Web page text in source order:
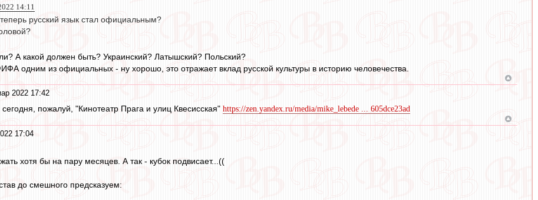
14:11
русский язык стал официальным?
А какой должен быть? Украинский? Латышский? Польский?
одним из официальных - ну хорошо, это отражает вклад русской культуры в историю человечества.
2022 17:42
пожалуй, "Кинотеатр Прага и улиц Квесисская" https://zen.yandex.ru/media/mike_lebede ... 605dce23ad
17:04
хотя бы на пару месяцев. А так - кубок подвисает...((
до смешного предсказуем: